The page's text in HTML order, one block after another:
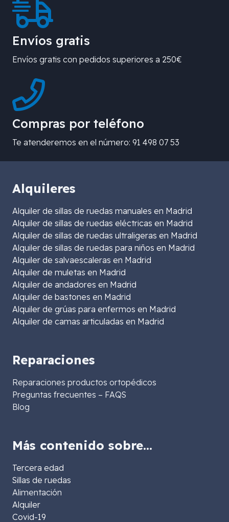
Envíos gratis
Envíos gratis con pedidos superiores a 250€
Compras por teléfono
Te atenderemos en el número: 91 498 07 53
Alquileres
Alquiler de sillas de ruedas manuales en Madrid
Alquiler de sillas de ruedas eléctricas en Madrid
Alquiler de sillas de ruedas ultraligeras en Madrid
Alquiler de sillas de ruedas para niños en Madrid
Alquiler de salvaescaleras en Madrid
Alquiler de muletas en Madrid
Alquiler de andadores en Madrid
Alquiler de bastones en Madrid
Alquiler de grúas para enfermos en Madrid
Alquiler de camas articuladas en Madrid
Reparaciones
Reparaciones productos ortopédicos
Preguntas frecuentes – FAQS
Blog
Más contenido sobre…
Tercera edad
Sillas de ruedas
Alimentación
Alquiler
Covid-19